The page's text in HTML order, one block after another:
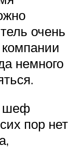
очень
компании
немного
шеф
пор нет